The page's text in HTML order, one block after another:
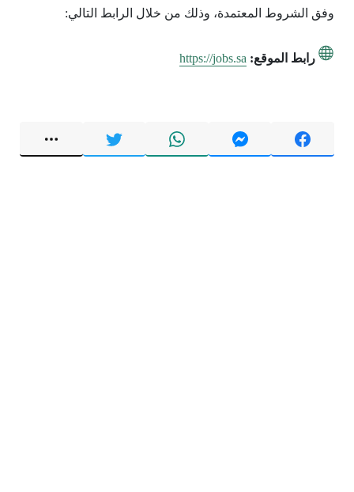
وفق الشروط المعتمدة، وذلك من خلال الرابط التالي:
رابط الموقع: https://jobs.sa